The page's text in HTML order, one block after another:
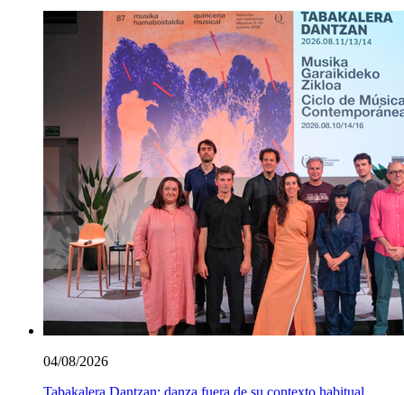
04/08/2026
Tabakalera Dantzan: danza fuera de su contexto habitual